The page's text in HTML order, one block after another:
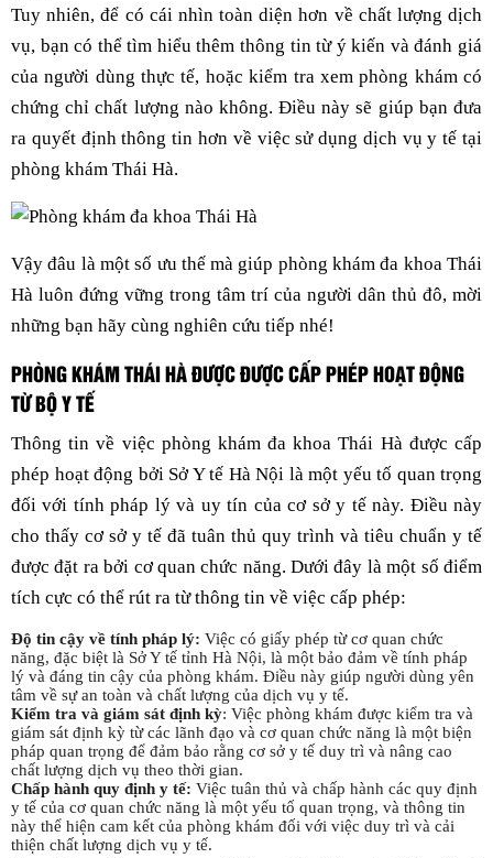
Tuy nhiên, để có cái nhìn toàn diện hơn về chất lượng dịch
vụ, bạn có thể tìm hiểu thêm thông tin từ ý kiến và đánh giá
của người dùng thực tế, hoặc kiểm tra xem phòng khám có
chứng chỉ chất lượng nào không. Điều này sẽ giúp bạn đưa
ra quyết định thông tin hơn về việc sử dụng dịch vụ y tế tại
phòng khám Thái Hà.
Vậy đâu là một số ưu thế mà giúp phòng khám đa khoa Thái
Hà luôn đứng vững trong tâm trí của người dân thủ đô, mời
những bạn hãy cùng nghiên cứu tiếp nhé!
PHÒNG KHÁM THÁI HÀ ĐƯỢC ĐƯỢC CẤP PHÉP HOẠT ĐỘNG
TỪ BỘ Y TẾ
Thông tin về việc phòng khám đa khoa Thái Hà được cấp
phép hoạt động bởi Sở Y tế Hà Nội là một yếu tố quan trọng
đối với tính pháp lý và uy tín của cơ sở y tế này. Điều này
cho thấy cơ sở y tế đã tuân thủ quy trình và tiêu chuẩn y tế
được đặt ra bởi cơ quan chức năng. Dưới đây là một số điểm
tích cực có thể rút ra từ thông tin về việc cấp phép:
Độ tin cậy về tính pháp lý: Việc có giấy phép từ cơ quan chức
năng, đặc biệt là Sở Y tế tỉnh Hà Nội, là một bảo đảm về tính pháp
lý và đáng tin cậy của phòng khám. Điều này giúp người dùng yên
tâm về sự an toàn và chất lượng của dịch vụ y tế.
Kiểm tra và giám sát định kỳ: Việc phòng khám được kiểm tra và
giám sát định kỳ từ các lãnh đạo và cơ quan chức năng là một biện
pháp quan trọng để đảm bảo rằng cơ sở y tế duy trì và nâng cao
chất lượng dịch vụ theo thời gian.
Chấp hành quy định y tế: Việc tuân thủ và chấp hành các quy định
y tế của cơ quan chức năng là một yếu tố quan trọng, và thông tin
này thể hiện cam kết của phòng khám đối với việc duy trì và cải
thiện chất lượng dịch vụ y tế.